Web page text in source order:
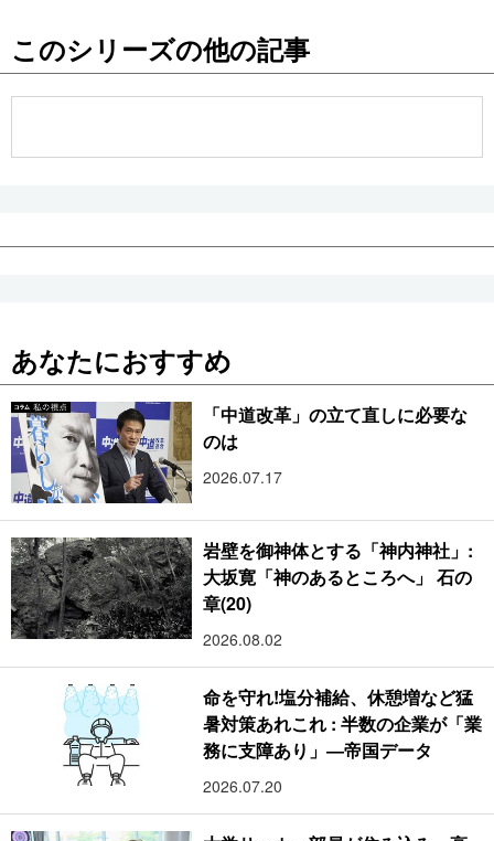
公式SNS
このシリーズの他の記事
あなたにおすすめ
「中道改革」の立て直しに必要な
のは
2026.07.17
岩壁を御神体とする「神内神社」:
大坂寛「神のあるところへ」 石の
章(20)
2026.08.02
命を守れ!塩分補給、休憩増など猛
暑対策あれこれ : 半数の企業が「業
務に支障あり」―帝国データ
2026.07.20